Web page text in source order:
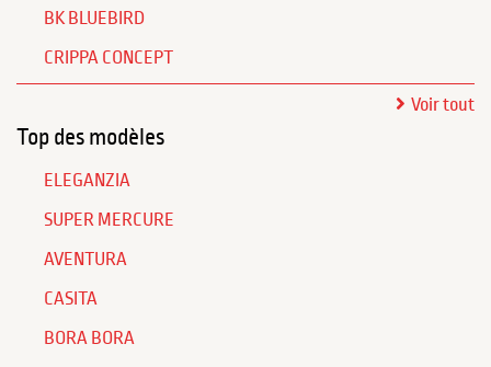
BK BLUEBIRD
CRIPPA CONCEPT
Voir tout
Top des modèles
ELEGANZIA
SUPER MERCURE
AVENTURA
CASITA
BORA BORA